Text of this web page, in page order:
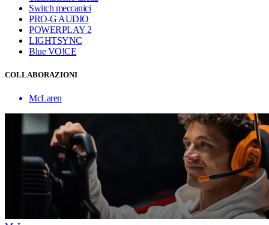
Switch meccanici
PRO-G AUDIO
POWERPLAY 2
LIGHTSYNC
Blue VO!CE
COLLABORAZIONI
McLaren